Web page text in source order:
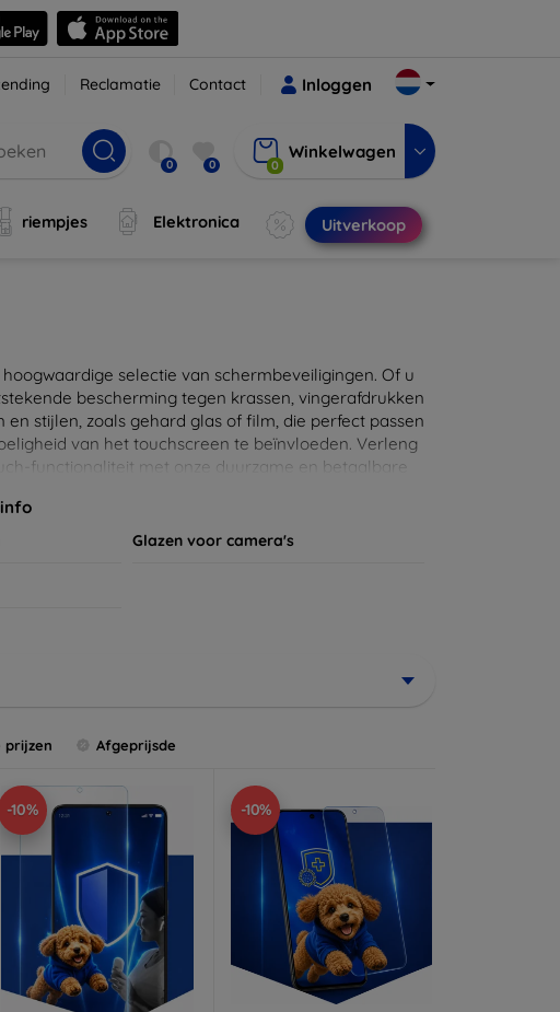
Reclamatie Contact Inloggen
0 0 0
Winkelwagen
riempjes Elektronica Uitverkoop
selectie van schermbeveiligingen. Of u
bescherming tegen krassen, vingerafdrukken
stijlen, zoals gehard glas of film, die perfect passen
van het touchscreen te beïnvloeden. Verleng
functionaliteit met onze duurzame en betaalbare
Glazen voor camera's
prijzen Afgeprijsde
-10% -10%